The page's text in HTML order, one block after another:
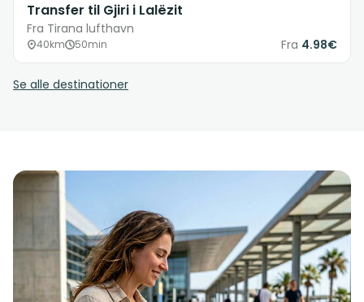
Transfer til Gjiri i Lalëzit
Fra Tirana lufthavn
40km 50min Fra 4.98€
Se alle destinationer